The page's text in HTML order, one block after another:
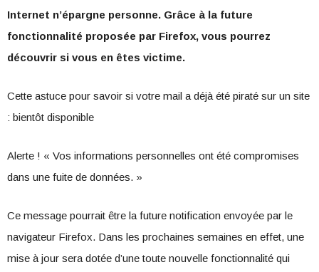
Internet n’épargne personne. Grâce à la future
fonctionnalité proposée par Firefox, vous pourrez
découvrir si vous en êtes victime.
Cette astuce pour savoir si votre mail a déjà été piraté sur un site
: bientôt disponible
Alerte ! « Vos informations personnelles ont été compromises
dans une fuite de données. »
Ce message pourrait être la future notification envoyée par le
navigateur Firefox. Dans les prochaines semaines en effet, une
mise à jour sera dotée d’une toute nouvelle fonctionnalité qui